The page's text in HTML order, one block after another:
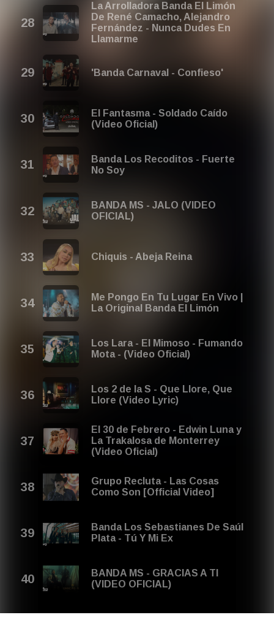
La Arrolladora Banda El Limón
De René Camacho, Alejandro
Fernández - Nunca Dudes En
Llamarme
'Banda Carnaval - Confieso'
El Fantasma - Soldado Caído
(Video Oficial)
Banda Los Recoditos - Fuerte
No Soy
BANDA MS - JALO (VIDEO
OFICIAL)
Chiquis - Abeja Reina
Me Pongo En Tu Lugar En Vivo |
La Original Banda El Limón
Los Lara - El Mimoso - Fumando
Mota - (Video Oficial)
Los 2 de la S - Que Llore, Que
Llore (Video Lyric)
El 30 de Febrero - Edwin Luna y
La Trakalosa de Monterrey
(Video Oficial)
Grupo Recluta - Las Cosas
Como Son [Official Video]
Banda Los Sebastianes De Saúl
Plata - Tú Y Mi Ex
BANDA MS - GRACIAS A TI
(VIDEO OFICIAL)